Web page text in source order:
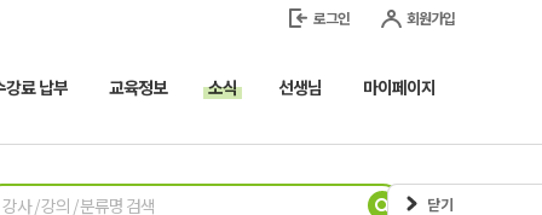
로그인 회원가입
강료 납부 교육정보 소식 선생님 마이페이지
닫기